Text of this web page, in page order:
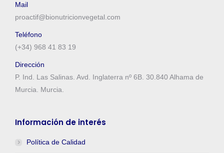
Mail
proactif@bionutricionvegetal.com
Teléfono
(+34) 968 41 83 19
Dirección
P. Ind. Las Salinas. Avd. Inglaterra nº 6B. 30.840 Alhama de
Murcia. Murcia.
Información de interés
Política de Calidad